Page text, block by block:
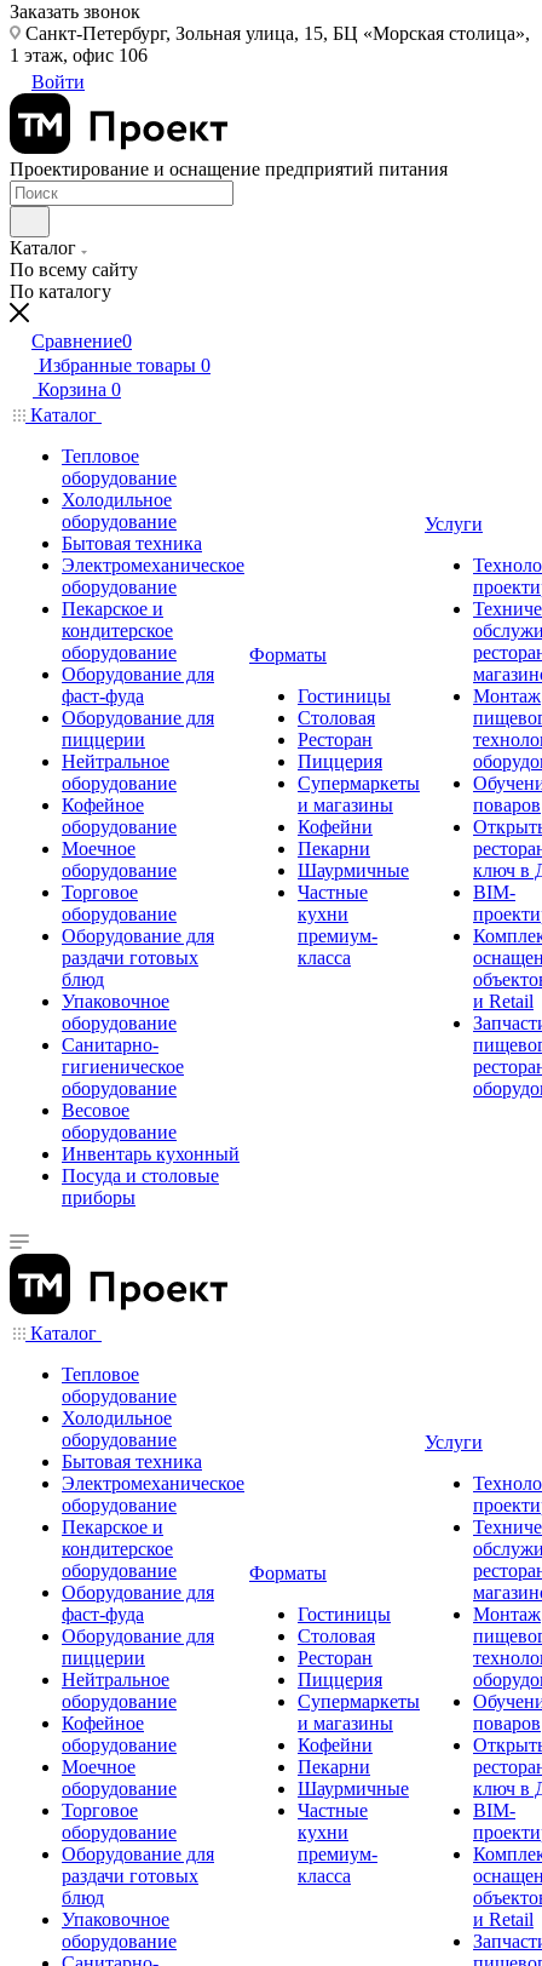
Заказать звонок
Санкт-Петербург, Зольная улица, 15, БЦ «Морская столица»,
1 этаж, офис 106
Войти
Проектирование и оснащение предприятий питания
Каталог
По всему сайту
По каталогу
Сравнение0
Избранные товары 0
Корзина 0
Каталог
Тепловое
оборудование
Холодильное
оборудование
Бытовая техника
Электромеханическое
оборудование
Пекарское и
кондитерское
оборудование
Оборудование для
фаст-фуда
Оборудование для
пиццерии
Нейтральное
оборудование
Кофейное
оборудование
Моечное
оборудование
Торговое
оборудование
Оборудование для
раздачи готовых
блюд
Упаковочное
оборудование
Санитарно-
гигиеническое
оборудование
Весовое
оборудование
Инвентарь кухонный
Посуда и столовые
приборы
Форматы
Гостиницы
Столовая
Ресторан
Пиццерия
Супермаркеты
и магазины
Кофейни
Пекарни
Шаурмичные
Частные
кухни
премиум-
класса
Услуги
Монтаж
поваров
ключ в
BIM-
и Retail
Каталог
Тепловое
оборудование
Холодильное
оборудование
Бытовая техника
Электромеханическое
оборудование
Пекарское и
кондитерское
оборудование
Оборудование для
фаст-фуда
Оборудование для
пиццерии
Нейтральное
оборудование
Кофейное
оборудование
Моечное
оборудование
Торговое
оборудование
Оборудование для
раздачи готовых
блюд
Упаковочное
оборудование
Форматы
Гостиницы
Столовая
Ресторан
Пиццерия
Супермаркеты
и магазины
Кофейни
Пекарни
Шаурмичные
Частные
кухни
премиум-
класса
Услуги
Монтаж
поваров
ключ в
BIM-
и Retail